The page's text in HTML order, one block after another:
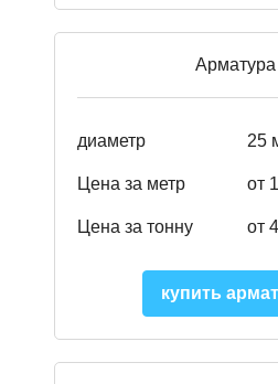
Арматура
диаметр 25
Цена за метр от
Цена за тонну от
купить